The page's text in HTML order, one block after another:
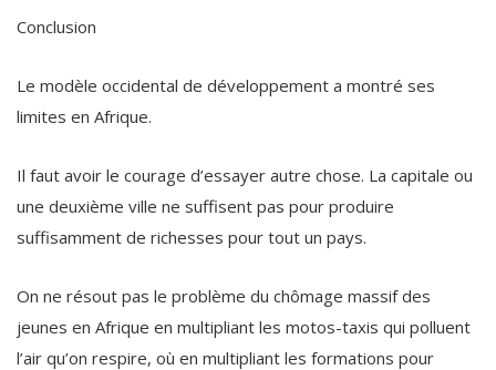
Conclusion
Le modèle occidental de développement a montré ses
limites en Afrique.
Il faut avoir le courage d’essayer autre chose. La capitale ou
une deuxième ville ne suffisent pas pour produire
suffisamment de richesses pour tout un pays.
On ne résout pas le problème du chômage massif des
jeunes en Afrique en multipliant les motos-taxis qui polluent
l’air qu’on respire, où en multipliant les formations pour